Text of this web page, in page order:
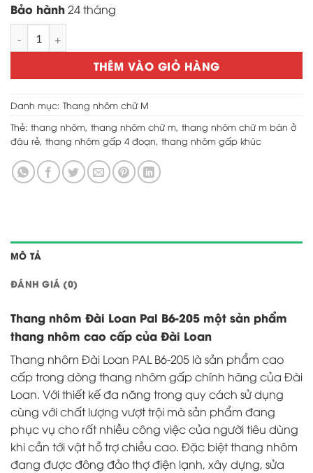
Bảo hành24 tháng
Thang Nhôm Gấp Đài Loan Pal B6-205 số lượng
THÊM VÀO GIỎ HÀNG
Danh mục: Thang nhôm chữ M
Thẻ: thang nhôm, thang nhôm chữ m, thang nhôm chữ m bán ở
đâu rẻ, thang nhôm gấp 4 đoạn, thang nhôm gấp khúc
MÔ TẢ
ĐÁNH GIÁ (0)
Thang nhôm Đài Loan Pal B6-205 một sản phẩm
thang nhôm cao cấp của Đài Loan
Thang nhôm Đài Loan PAL B6-205 là sản phẩm cao
cấp trong dòng thang nhôm gấp chính hãng của Đài
Loan. Với thiết kế đa năng trong quy cách sử dụng
cùng với chất lượng vượt trội mà sản phẩm đang
phục vụ cho rất nhiều công việc của người tiêu dùng
khi cần tới vật hỗ trợ chiều cao. Đặc biệt thang nhôm
đang được đông đảo thợ điện lạnh, xây dựng, sửa